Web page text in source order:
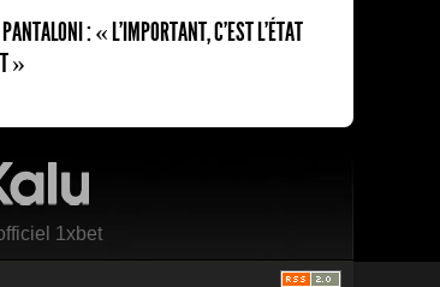
: « L'IMPORTANT, C'EST L'ÉTAT
»
1xbet